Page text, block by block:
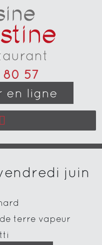
57
en ligne
juin
terre vapeur